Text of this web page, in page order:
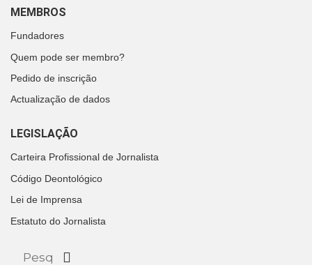
MEMBROS
Fundadores
Quem pode ser membro?
Pedido de inscrição
Actualização de dados
LEGISLAÇÃO
Carteira Profissional de Jornalista
Código Deontológico
Lei de Imprensa
Estatuto do Jornalista